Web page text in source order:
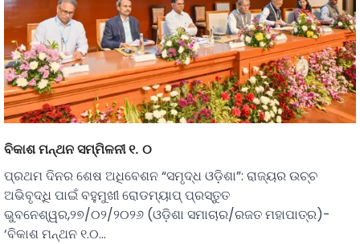
ବିକାଶ ମନ୍ଥନ ସମ୍ମିଳନୀ ୧. ୦
ପ୍ରଥମ ଦିନର ଶେଷ ଅଧିବେଶନ “ସମୃଦ୍ଧ ଓଡ଼ିଶା”: ରାଜ୍ୟର ଉଚ୍ଚ
ଅଭିବୃଦ୍ଧି ପାଇଁ ବହୁମୁଖୀ ରୋଡମ୍ୟାପ୍ ପ୍ରସ୍ତୁତ
ଭୁବନେଶ୍ୱର,୨୭/୦୨/୨୦୨୬ (ଓଡ଼ିଶା ସମାଚାର/ରଜତ ମହାପାତ୍ର)-
‘ବିକାଶ ମନ୍ଥନ ୧.୦…